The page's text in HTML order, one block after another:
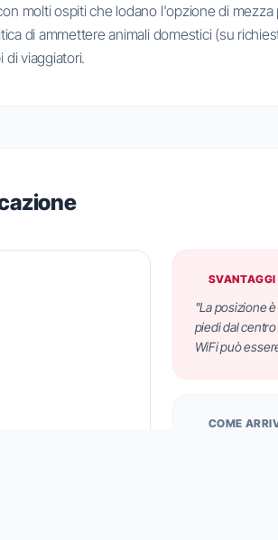
molti ospiti che lodano l'opzione di
di ammettere animali domestici (su
di viaggiatori.
SVANTAGGI
"La posizione
piedi dal
WiFi può
COME